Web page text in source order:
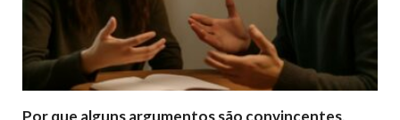
Por que alguns argumentos são convincentes,